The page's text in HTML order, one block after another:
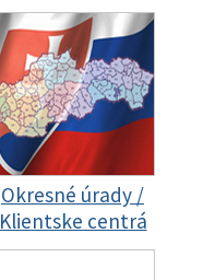
Okresné úrady /
Klientske centrá